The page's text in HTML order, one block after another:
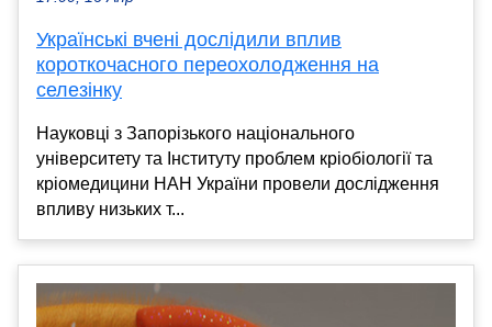
Українські вчені дослідили вплив
короткочасного переохолодження на
селезінку
Науковці з Запорізького національного
університету та Інституту проблем кріобіології та
кріомедицини НАН України провели дослідження
впливу низьких т...